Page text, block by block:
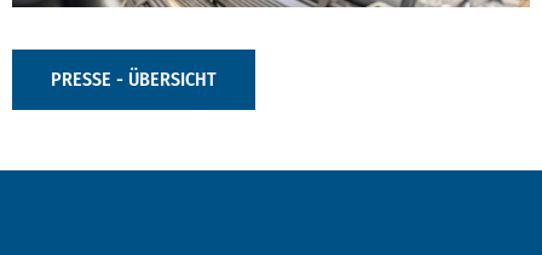
PRESSE - ÜBERSICHT